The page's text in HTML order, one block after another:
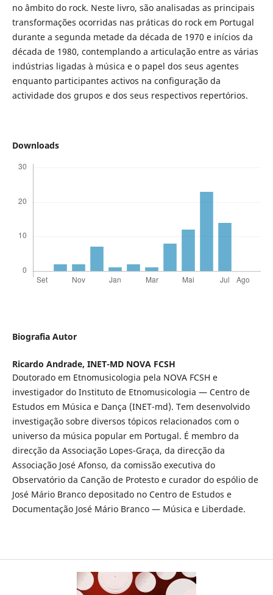
no âmbito do rock. Neste livro, são analisadas as principais
transformações ocorridas nas práticas do rock em Portugal
durante a segunda metade da década de 1970 e inícios da
década de 1980, contemplando a articulação entre as várias
indústrias ligadas à música e o papel dos seus agentes
enquanto participantes activos na configuração da
actividade dos grupos e dos seus respectivos repertórios.
Downloads
Biografia Autor
Ricardo Andrade, INET-MD NOVA FCSH
Doutorado em Etnomusicologia pela NOVA FCSH e
investigador do Instituto de Etnomusicologia — Centro de
Estudos em Música e Dança (INET-md). Tem desenvolvido
investigação sobre diversos tópicos relacionados com o
universo da música popular em Portugal. É membro da
direcção da Associação Lopes-Graça, da direcção da
Associação José Afonso, da comissão executiva do
Observatório da Canção de Protesto e curador do espólio de
José Mário Branco depositado no Centro de Estudos e
Documentação José Mário Branco — Música e Liberdade.